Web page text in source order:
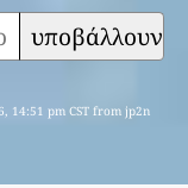
υποβάλλουν
14:51 pm CST from jp2n